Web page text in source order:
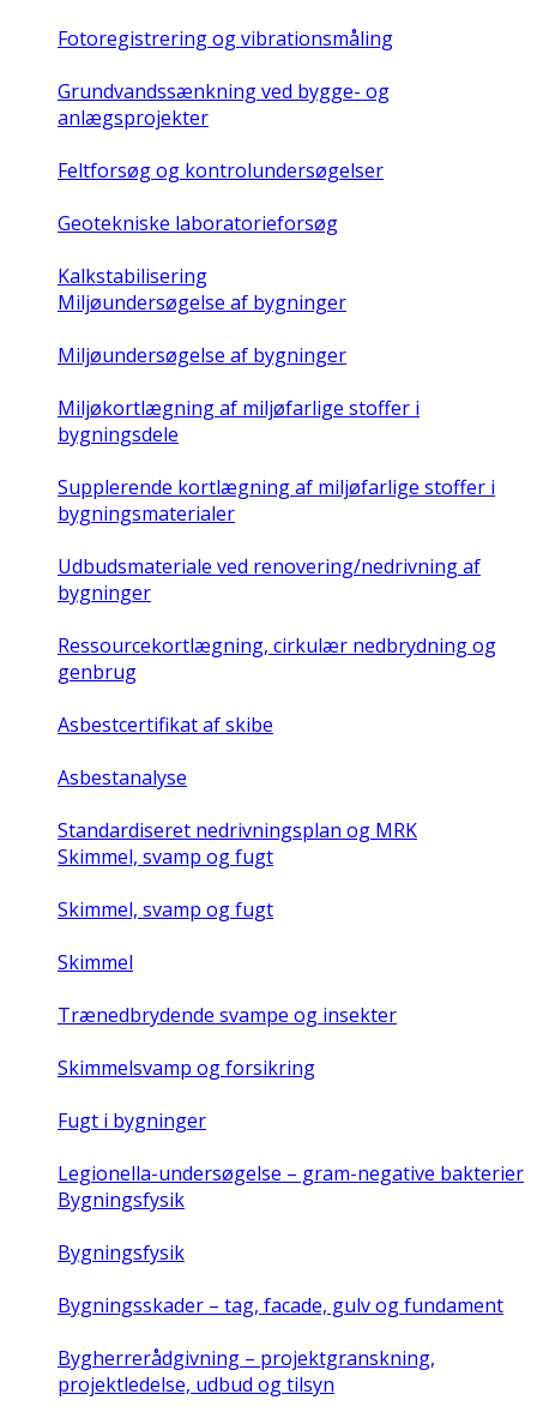
Fotoregistrering og vibrationsmåling
Grundvandssænkning ved bygge- og
anlægsprojekter
Feltforsøg og kontrolundersøgelser
Geotekniske laboratorieforsøg
Kalkstabilisering
Miljøundersøgelse af bygninger
Miljøundersøgelse af bygninger
Miljøkortlægning af miljøfarlige stoffer i
bygningsdele
Supplerende kortlægning af miljøfarlige stoffer i
bygningsmaterialer
Udbudsmateriale ved renovering/nedrivning af
bygninger
Ressourcekortlægning, cirkulær nedbrydning og
genbrug
Asbestcertifikat af skibe
Asbestanalyse
Standardiseret nedrivningsplan og MRK
Skimmel, svamp og fugt
Skimmel, svamp og fugt
Skimmel
Trænedbrydende svampe og insekter
Skimmelsvamp og forsikring
Fugt i bygninger
Legionella-undersøgelse – gram-negative bakterier
Bygningsfysik
Bygningsfysik
Bygningsskader – tag, facade, gulv og fundament
Bygherrerådgivning – projektgranskning,
projektledelse, udbud og tilsyn